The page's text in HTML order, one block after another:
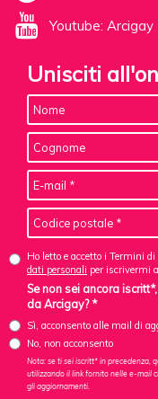
Youtube: Arcigay
Unisciti
Ho letto e accetto i Termini di
dati personali per iscrivermi
Se non sei ancora
da Arcigay? *
Sì, acconsento alle mail di
No, non acconsento
Nota: se ti sei iscritt* in precedenza,
utilizzando il link fornito nelle e-mail
gli aggiornamenti.